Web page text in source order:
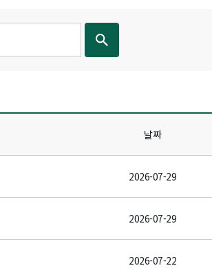
날짜
2026-07-29
2026-07-29
2026-07-22